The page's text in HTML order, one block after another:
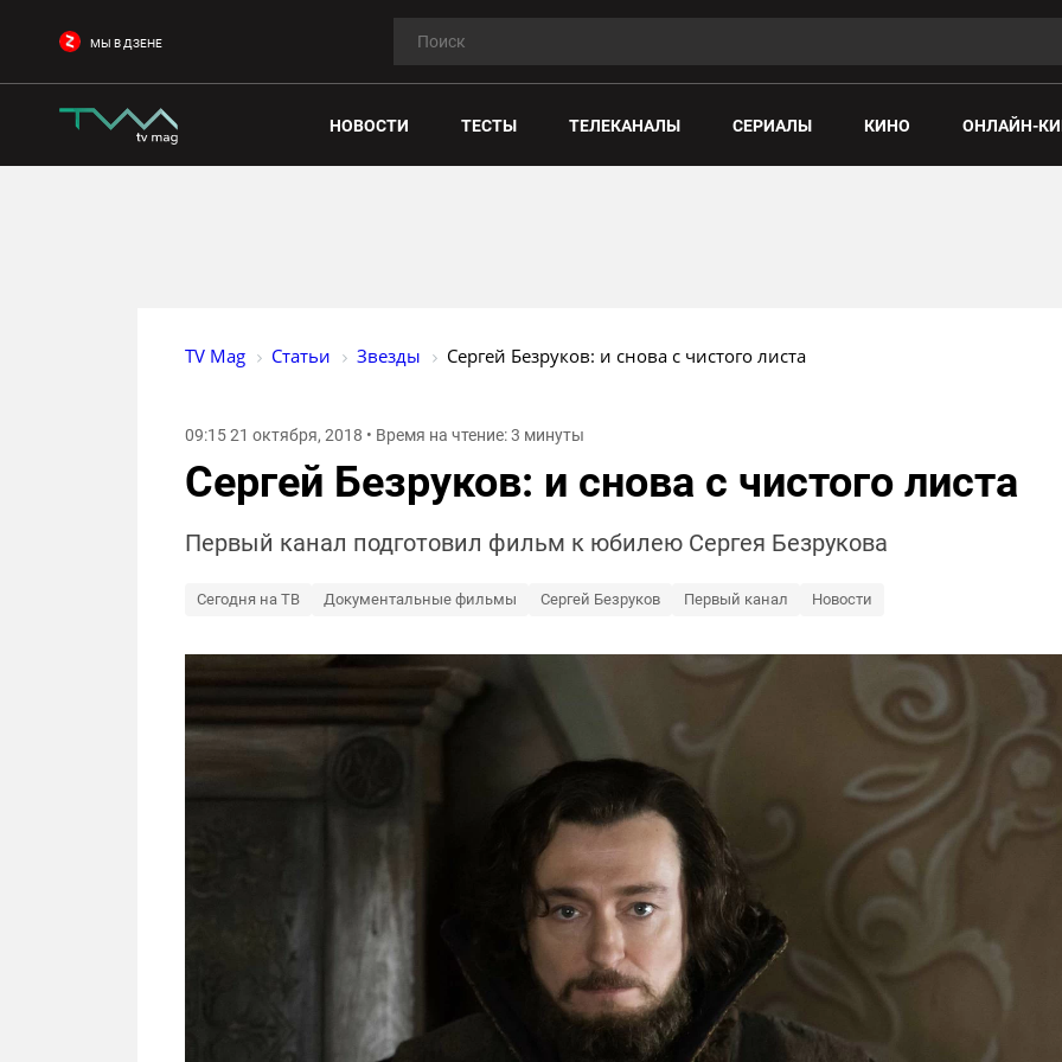
МЫ В ДЗЕНЕ
НОВОСТИ ТЕСТЫ ТЕЛЕКАНАЛЫ СЕРИАЛЫ КИНО ОНЛАЙН-
TV Mag Статьи Звезды Сергей Безруков: и снова с чистого листа
09:15 21 октября, 2018 • Время на чтение: 3 минуты
Сергей Безруков: и снова с чистого листа
Первый канал подготовил фильм к юбилею Сергея Безрукова
Сегодня на ТВ Документальные фильмы Сергей Безруков Первый канал Новости